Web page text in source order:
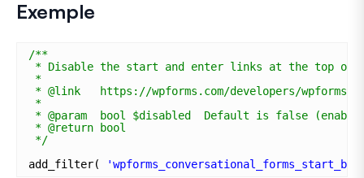
Exemple
/**
* Disable the start and enter links at the top of
*
* @link   https://wpforms.com/developers/
*
* @param  bool $disabled  Default is false
* @return bool
*/
add_filter(